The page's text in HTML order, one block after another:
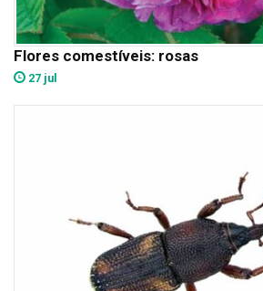
Flores comestíveis: rosas
27 jul